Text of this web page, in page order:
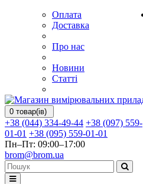
Оплата
Доставка
Про нас
Новини
Статті
0 товар(ів)
+38 (044) 334-49-44 +38 (097) 559-
01-01 +38 (095) 559-01-01
Пн–Пт: 09:00–17:00
brom@brom.ua